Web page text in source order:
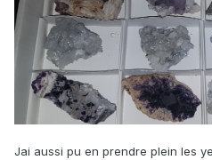
Jai aussi pu en prendre plein les